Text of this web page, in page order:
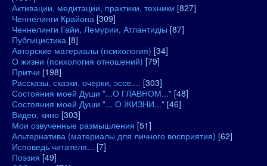
Активации, медитации, практики, техники [827]
Ченнелинги Крайона [309]
Ченнелинги Гайи, Лемурии, Атлантидіы [87]
Публицистика [8]
Авторские материалы (психология) [34]
О жизни (психология отношений) [79]
Притчи [198]
Рассказы, сказки, очерки, эссе.... [303]
Состояния моей Души "...О ГЛАВНОМ..." [48]
Состояния моей Души "... О ЖИЗНИ..." [46]
Видео, кино [303]
Мои озвученные размышления [51]
Альтернатива (материалы для личного восприятия) [62]
Исповедь читателя... [7]
Поэзия [49]